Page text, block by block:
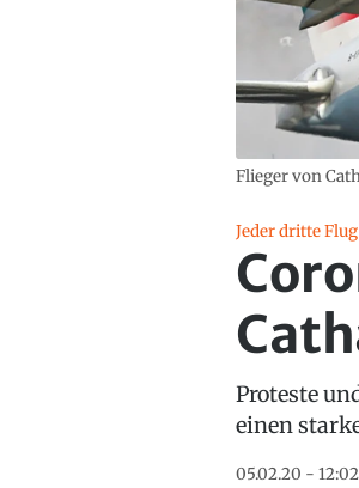
Flieger von
Jeder dritte
Proteste
einen
05.02.20 - 12:02